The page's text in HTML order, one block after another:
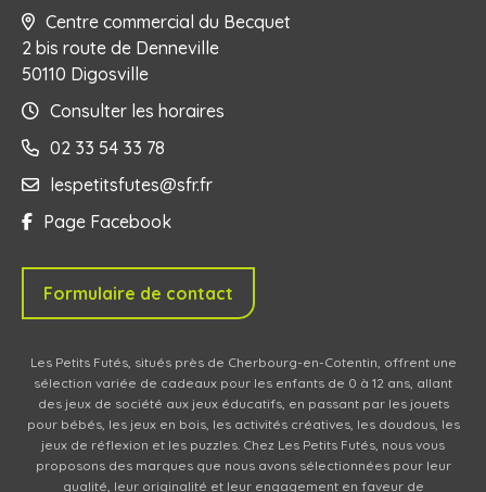
Centre commercial du Becquet
2 bis route de Denneville
50110 Digosville
Consulter les horaires
02 33 54 33 78
lespetitsfutes@sfr.fr
Page Facebook
Formulaire de contact
Les Petits Futés, situés près de Cherbourg-en-Cotentin, offrent une
sélection variée de cadeaux pour les enfants de 0 à 12 ans, allant
des jeux de société aux jeux éducatifs, en passant par les jouets
pour bébés, les jeux en bois, les activités créatives, les doudous, les
jeux de réflexion et les puzzles. Chez Les Petits Futés, nous vous
proposons des marques que nous avons sélectionnées pour leur
qualité, leur originalité et leur engagement en faveur de